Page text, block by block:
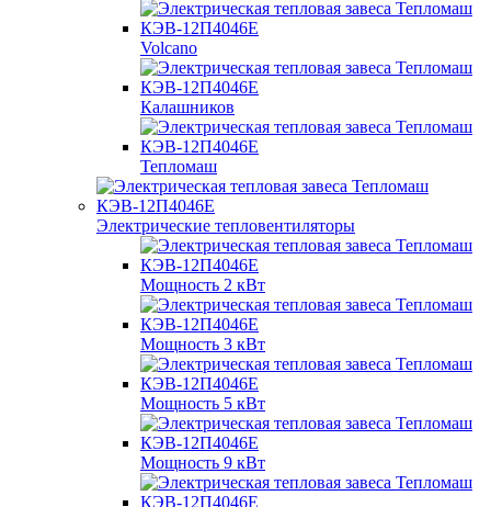
Volcano
Калашников
Тепломаш
Электрические тепловентиляторы
Мощность 2 кВт
Мощность 3 кВт
Мощность 5 кВт
Мощность 9 кВт